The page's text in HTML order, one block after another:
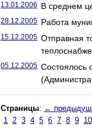
13.01.2006 В среднем
28.12.2005 Работа
15.12.2005 Отправная
05.12.2005 Состоялось
Страницы: ←
1 2 3 4 5 6 7 8 9 10